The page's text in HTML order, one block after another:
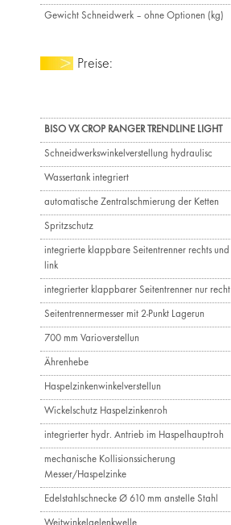
Gewicht Schneidwerk – ohne Optionen (kg)
Preise:
BISO VX CROP RANGER TRENDLINE LIGHT
Schneidwerkswinkelverstellung hydraulisc
Wassertank integriert
automatische Zentralschmierung der Ketten
Spritzschutz
integrierte klappbare Seitentrenner rechts und
link
integrierter klappbarer Seitentrenner nur recht
Seitentrennermesser mit 2-Punkt Lagerun
700 mm Varioverstellun
Ährenhebe
Haspelzinkenwinkelverstellun
Wickelschutz Haspelzinkenroh
integrierter hydr. Antrieb im Haspelhauptroh
mechanische Kollisionssicherung
Messer/Haspelzinke
Edelstahlschnecke Ø 610 mm anstelle Stahl
Weitwinkelgelenkwelle